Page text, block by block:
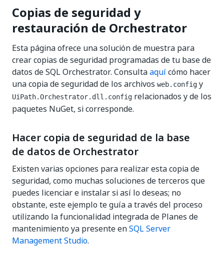
Copias de seguridad y
restauración de Orchestrator
Esta página ofrece una solución de muestra para
crear copias de seguridad programadas de tu base de
datos de SQL Orchestrator. Consultaaquícómo hacer
una copia de seguridad de los archivos web.config y
UiPath.Orchestrator.dll.config relacionados y de los
paquetes NuGet, si corresponde.
Hacer copia de seguridad de la base
de datos de Orchestrator
Existen varias opciones para realizar esta copia de
seguridad, como muchas soluciones de terceros que
puedes licenciar e instalar si así lo deseas; no
obstante, este ejemplo te guía a través del proceso
utilizando la funcionalidad integrada de Planes de
mantenimiento ya presente enSQL Server
Management Studio.